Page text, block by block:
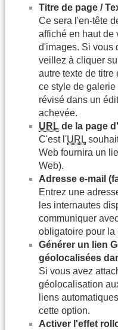
Titre de page /
Ce sera l'en-tête
affiché en haut de
d'images. Si vous
veillez à cliquer
autre texte de titre
ce style de galerie
révisé dans un
achevée.
URL de la page
C'est l'URL
Web fournira un
Web).
Adresse e-mail
Entrez une
les internautes
communiquer
obligatoire pour la
Générer un lien
géolocalisées
Si vous avez
géolocalisation
liens
cette option.
Activer l'effet